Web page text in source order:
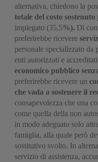
alternativa, chiedono la
totale del costo sostenuto
impiegato (35,5%). Di
preferirebbe ricevere
personale specializzato
enti autorizzati e
economico pubblico
preferirebbe ricevere un
che vada a sostenere il
consapevolezza che una
come quella della non
in modo adeguato solo
famiglia, alla quale però
sostitutivo svolto. In
servizio di assistenza,